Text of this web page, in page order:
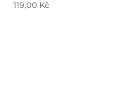
119,00 Kč